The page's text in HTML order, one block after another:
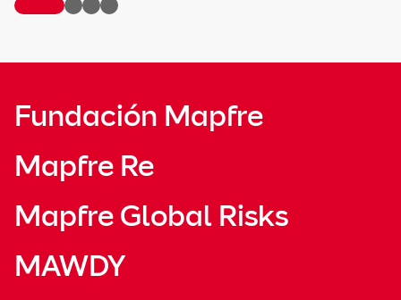
Fundación Mapfre
Mapfre Re
Mapfre Global Risks
MAWDY